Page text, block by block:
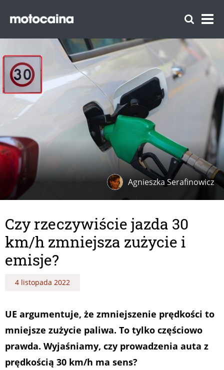
Agnieszka Serafinowicz
Czy rzeczywiście jazda 30
km/h zmniejsza zużycie i
emisje?
4 listopada 2022
UE argumentuje, że zmniejszenie prędkości to
mniejsze zużycie paliwa. To tylko częściowo
prawda. Wyjaśniamy, czy prowadzenia auta z
prędkością 30 km/h ma sens?